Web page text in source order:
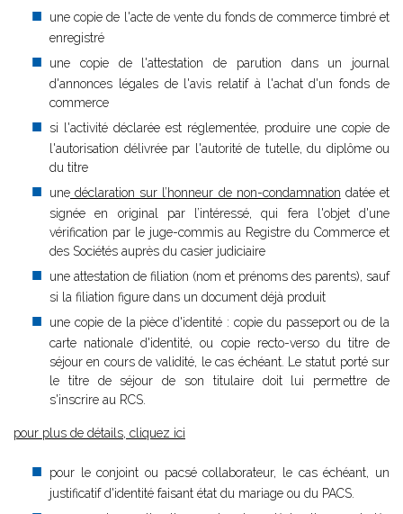
une copie de l'acte de vente du fonds de commerce timbré et
enregistré
une copie de l'attestation de parution dans un journal
d'annonces légales de l'avis relatif à l'achat d'un fonds de
commerce
si l'activité déclarée est réglementée, produire une copie de
l'autorisation délivrée par l'autorité de tutelle, du diplôme ou
du titre
une déclaration sur l’honneur de non-condamnation datée et
signée en original par l’intéressé, qui fera l'objet d'une
vérification par le juge-commis au Registre du Commerce et
des Sociétés auprès du casier judiciaire
une attestation de filiation (nom et prénoms des parents), sauf
si la filiation figure dans un document déjà produit
une copie de la pièce d'identité : copie du passeport ou de la
carte nationale d'identité, ou copie recto-verso du titre de
séjour en cours de validité, le cas échéant. Le statut porté sur
le titre de séjour de son titulaire doit lui permettre de
s'inscrire au RCS.
pour plus de détails, cliquez ici
pour le conjoint ou pacsé collaborateur, le cas échéant, un
justificatif d'identité faisant état du mariage ou du PACS.